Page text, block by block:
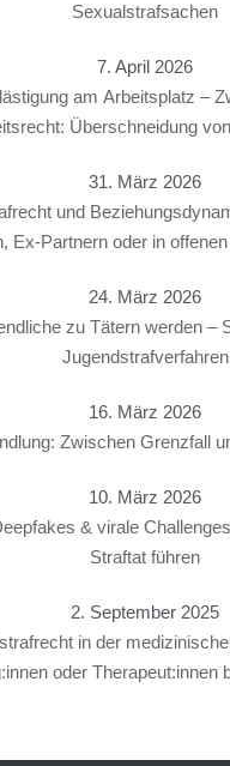
Sexualstrafsachen
7. April 2026
am Arbeitsplatz –
Überschneidung
31. März 2026
und
Ex-Partnern oder in
24. März 2026
zu Tätern werden –
Jugendstrafverfahren
16. März 2026
Zwischen Grenzfall
10. März 2026
& virale
Straftat führen
2. September 2025
in der
oder Therapeut:innen